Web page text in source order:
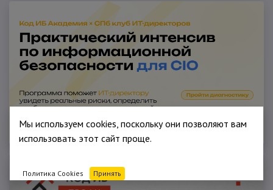
Мы используем cookies, поскольку они позволяют вам
использовать этот сайт проще.
Политика Cookies Принять